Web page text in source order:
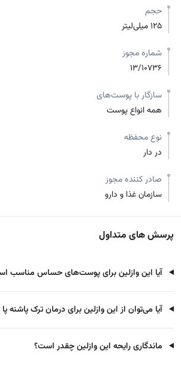
حجم
125 میلی‌لیتر
شماره مجوز
13/10736
سازگار با پوست‌های
همه انواع پوست
نوع محفظه
در دار
صادر کننده مجوز
سازمان غذا و دارو
پرسش های متداول
آیا این وازلین برای پوست‌های حساس مناسب
آیا می‌توان از این وازلین برای درمان ترک پاشنه
ماندگاری رایحه این وازلین چقدر است؟